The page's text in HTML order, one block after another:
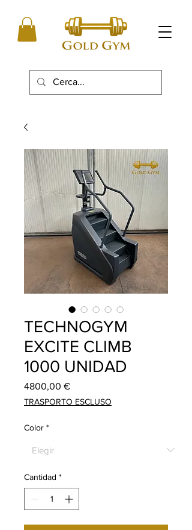
TECHNOGYM
EXCITE CLIMB
1000 UNIDAD
4800,00 €Precio
TRASPORTO ESCLUSO
Color *
Cantidad *